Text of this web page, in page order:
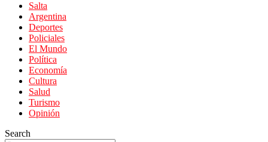
Salta
Argentina
Deportes
Policiales
El Mundo
Política
Economía
Cultura
Salud
Turismo
Opinión
Search